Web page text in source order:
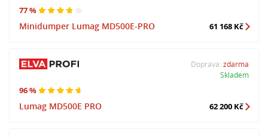
77 %
Minidumper Lumag MD500E-PRO 61 168 Kč
96 %
Lumag MD500E PRO
Doprava: zdarma
Skladem
62 200 Kč